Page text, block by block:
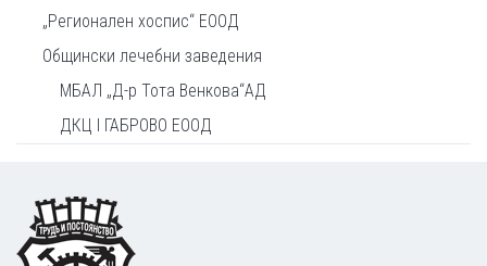
„Регионален хоспис“ ЕООД
Общински лечебни заведения
МБАЛ „Д-р Тота Венкова“АД
ДКЦ I ГАБРОВО ЕООД
Footer